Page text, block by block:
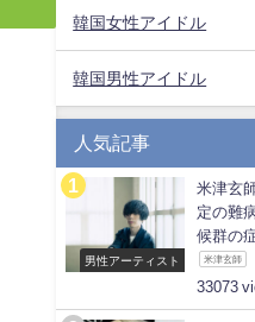
韓国女性アイドル
韓国男性アイドル
人気記事
男性アーティスト
米津玄
定の難
候群の
米津玄師
33073